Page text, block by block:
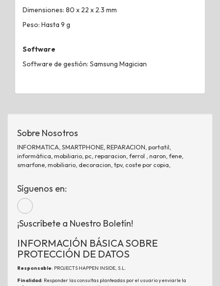
Dimensiones: 80 x 22 x 2.3 mm
Peso: Hasta 9 g
Software
Software de gestión: Samsung Magician
Sobre Nosotros
INFORMATICA, SMARTPHONE, REPARACION, portatil,
informática, mobiliario, pc, reparacion, ferrol , naron, fene,
smarfone, mobiliario, decoracion, tpv, coste por copia,
Síguenos en:
¡Suscríbete a Nuestro Boletín!
INFORMACIÓN BÁSICA SOBRE
PROTECCIÓN DE DATOS
Responsable: PROJECTS HAPPEN INSIDE, S.L.
Finalidad: Responder las consultas planteadas por el usuario y enviarle la